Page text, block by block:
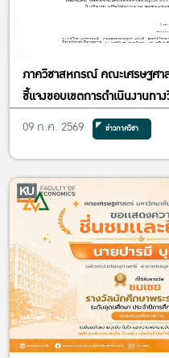
ภาควิชาสหกรณ์ คณะเศรษฐศา
ชี้แจงขอบเขตการดำเนินงานท
09 ก.ค. 2569
ข่าวภาควิชา